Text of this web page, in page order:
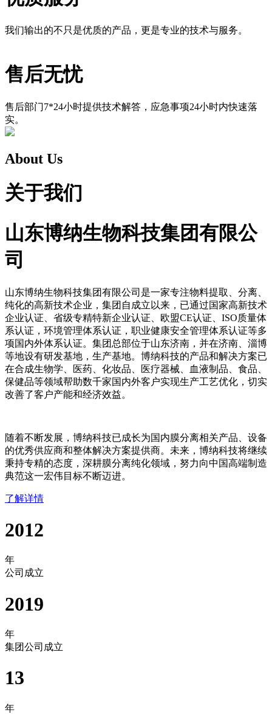
我们输出的不只是优质的产品，更是专业的技术与服务。
售后无忧
售后部门7*24小时提供技术解答，应急事项24小时内快速落
实。
About Us
关于我们
山东博纳生物科技集团有限公
司
山东博纳生物科技集团有限公司是一家专注物料提取、分离、
纯化的高新技术企业，集团自成立以来，已通过国家高新技术
企业认证、省级专精特新企业认证、欧盟CE认证、ISO质量体
系认证，环境管理体系认证，职业健康安全管理体系认证等多
项国内外体系认证。集团总部位于山东济南，并在济南、淄博
等地设有研发基地，生产基地。博纳科技的产品和解决方案已
在合成生物学、医药、化妆品、医疗器械、血液制品、食品、
保健品等领域帮助数千家国内外客户实现生产工艺优化，切实
改善了客户产能和经济效益。
随着不断发展，博纳科技已成长为国内膜分离相关产品、设备
的优秀供应商和整体解决方案提供商。未来，博纳科技将继续
秉持专精的态度，深耕膜分离纯化领域，努力向中国高端制造
典范这一宏伟目标不断迈进。
了解详情
2012
年
公司成立
2019
年
集团公司成立
13
年